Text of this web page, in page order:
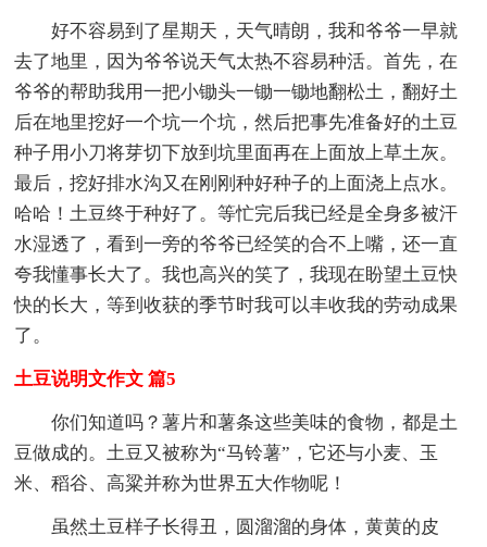
好不容易到了星期天，天气晴朗，我和爷爷一早就
去了地里，因为爷爷说天气太热不容易种活。首先，在
爷爷的帮助我用一把小锄头一锄一锄地翻松土，翻好土
后在地里挖好一个坑一个坑，然后把事先准备好的土豆
种子用小刀将芽切下放到坑里面再在上面放上草土灰。
最后，挖好排水沟又在刚刚种好种子的上面浇上点水。
哈哈！土豆终于种好了。等忙完后我已经是全身多被汗
水湿透了，看到一旁的爷爷已经笑的合不上嘴，还一直
夸我懂事长大了。我也高兴的笑了，我现在盼望土豆快
快的长大，等到收获的季节时我可以丰收我的劳动成果
了。
土豆说明文作文 篇5
你们知道吗？薯片和薯条这些美味的食物，都是土
豆做成的。土豆又被称为“马铃薯”，它还与小麦、玉
米、稻谷、高粱并称为世界五大作物呢！
虽然土豆样子长得丑，圆溜溜的身体，黄黄的皮